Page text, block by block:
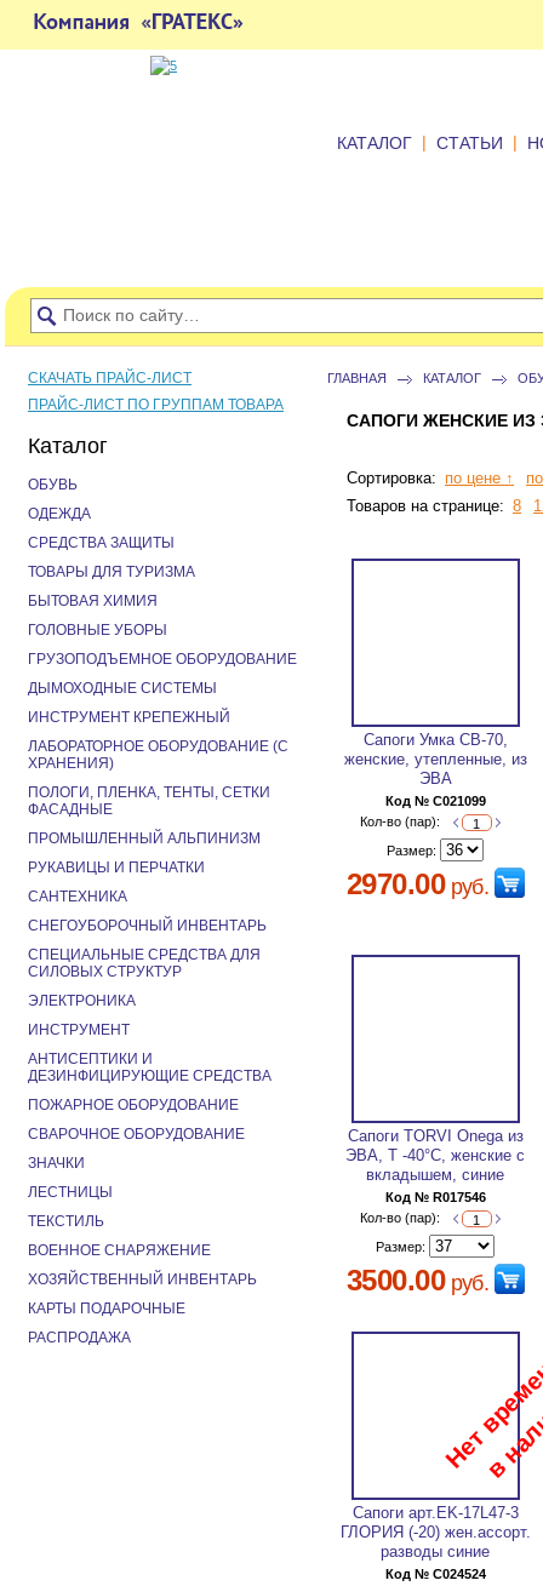
КАТАЛОГ | СТАТЬИ |
ГЛАВНАЯ КАТАЛОГ
САПОГИ ЖЕНСКИЕ ИЗ
Сортировка: по цене ↑
Товаров на странице: 8
Сапоги Умка СВ-70,
женские, утепленные, из
ЭВА
Код № C021099
Кол-во (пар):
Размер:
2970.00руб.
Сапоги TORVI Onega из
ЭВА, T -40°С, женские с
вкладышем, синие
Код № R017546
Кол-во (пар):
Размер:
3500.00руб.
Сапоги арт.EK-17L47-3
ГЛОРИЯ (-20) жен.ассорт.
разводы синие
Код № C024524
СКАЧАТЬ ПРАЙС-ЛИСТ
ПРАЙС-ЛИСТ ПО ГРУППАМ ТОВАРА
Каталог
ОБУВЬ
ОДЕЖДА
СРЕДСТВА ЗАЩИТЫ
ТОВАРЫ ДЛЯ ТУРИЗМА
БЫТОВАЯ ХИМИЯ
ГОЛОВНЫЕ УБОРЫ
ГРУЗОПОДЪЕМНОЕ ОБОРУДОВАНИЕ
ДЫМОХОДНЫЕ СИСТЕМЫ
ИНСТРУМЕНТ КРЕПЕЖНЫЙ
ЛАБОРАТОРНОЕ ОБОРУДОВАНИЕ (С
ХРАНЕНИЯ)
ПОЛОГИ, ПЛЕНКА, ТЕНТЫ, СЕТКИ
ФАСАДНЫЕ
ПРОМЫШЛЕННЫЙ АЛЬПИНИЗМ
РУКАВИЦЫ И ПЕРЧАТКИ
САНТЕХНИКА
СНЕГОУБОРОЧНЫЙ ИНВЕНТАРЬ
СПЕЦИАЛЬНЫЕ СРЕДСТВА ДЛЯ
СИЛОВЫХ СТРУКТУР
ЭЛЕКТРОНИКА
ИНСТРУМЕНТ
АНТИСЕПТИКИ И
ДЕЗИНФИЦИРУЮЩИЕ СРЕДСТВА
ПОЖАРНОЕ ОБОРУДОВАНИЕ
СВАРОЧНОЕ ОБОРУДОВАНИЕ
ЗНАЧКИ
ЛЕСТНИЦЫ
ТЕКСТИЛЬ
ВОЕННОЕ СНАРЯЖЕНИЕ
ХОЗЯЙСТВЕННЫЙ ИНВЕНТАРЬ
КАРТЫ ПОДАРОЧНЫЕ
РАСПРОДАЖА